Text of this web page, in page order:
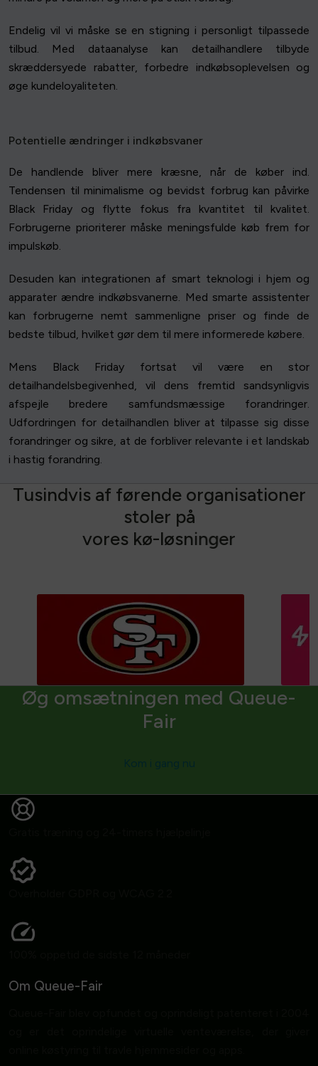
Endelig vil vi måske se en stigning i personligt tilpassede
tilbud. Med dataanalyse kan detailhandlere tilbyde
skræddersyede rabatter, forbedre indkøbsoplevelsen og
øge kundeloyaliteten.
Potentielle ændringer i indkøbsvaner
De handlende bliver mere kræsne, når de køber ind.
Tendensen til minimalisme og bevidst forbrug kan påvirke
Black Friday og flytte fokus fra kvantitet til kvalitet.
Forbrugerne prioriterer måske meningsfulde køb frem for
impulskøb.
Desuden kan integrationen af smart teknologi i hjem og
apparater ændre indkøbsvanerne. Med smarte assistenter
kan forbrugerne nemt sammenligne priser og finde de
bedste tilbud, hvilket gør dem til mere informerede købere.
Mens Black Friday fortsat vil være en stor
detailhandelsbegivenhed, vil dens fremtid sandsynligvis
afspejle bredere samfundsmæssige forandringer.
Udfordringen for detailhandlen bliver at tilpasse sig disse
forandringer og sikre, at de forbliver relevante i et landskab
i hastig forandring.
Tusindvis af førende organisationer
stoler på
vores kø-løsninger
Øg omsætningen med Queue-
Fair
Om Queue-Fair